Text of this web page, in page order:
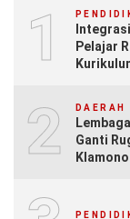
1
Pelajar
2 DAERAH
Ganti
Klamono